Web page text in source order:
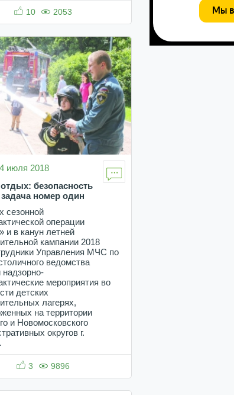
10 2053
июля 2018
безопасность
задача номер один
сезонной
операции
и в канун летней
кампании 2018
Управления МЧС по
ведомства
надзорно-
мероприятия во
детских
лагерях,
на территории
и Новомосковского
округов г.
3 9896